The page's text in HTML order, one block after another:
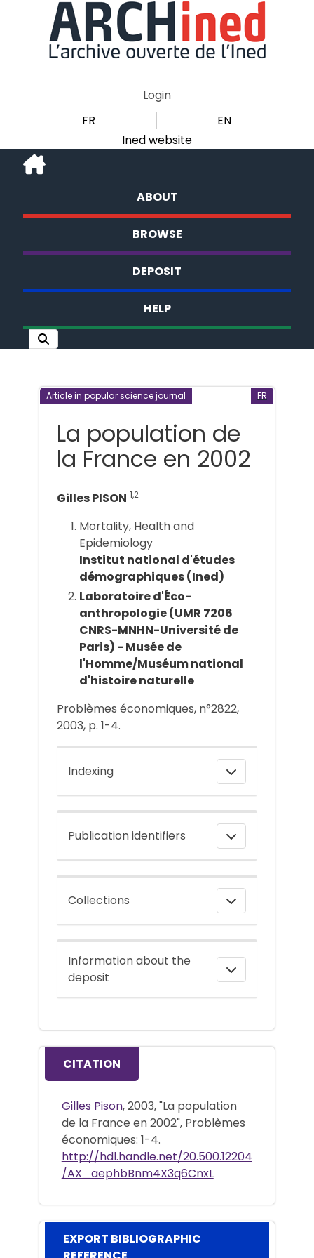
Login
FR
EN
Ined website
ABOUT
BROWSE
DEPOSIT
HELP
Article in popular science journal FR
La population de
la France en 2002
Gilles PISON 1,2
Mortality, Health and
Epidemiology
Institut national d'études
démographiques (Ined)
Laboratoire d'Éco-
anthropologie (UMR 7206
CNRS-MNHN-Université de
Paris) - Musée de
l'Homme/Muséum national
d'histoire naturelle
Problèmes économiques, n°2822,
2003, p. 1-4.
Indexing
Publication identifiers
Collections
Information about the
deposit
CITATION
Gilles Pison, 2003, "La population
de la France en 2002", Problèmes
économiques: 1-4.
http://hdl.handle.net/20.500.12204
/AX_aephbBnm4X3q6CnxL
EXPORT BIBLIOGRAPHIC